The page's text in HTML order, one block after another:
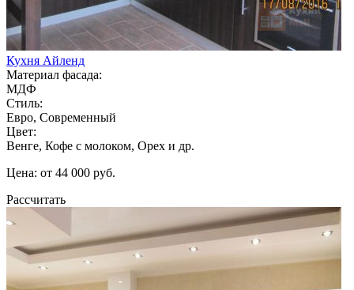
Кухня Айленд
Материал фасада:
МДФ
Стиль:
Евро, Современный
Цвет:
Венге, Кофе с молоком, Орех и др.
Цена: от 44 000 руб.
Рассчитать